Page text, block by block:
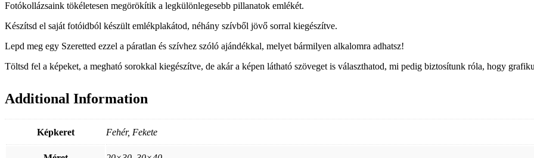
Fotókollázsaink tökéletesen megörökítik a legkülönlegesebb pillanatok emlékét.
Készítsd el saját fotóidból készült emlékplakátod, néhány szívből jövő sorral kiegészítve.
Lepd meg egy Szeretted ezzel a páratlan és szívhez szóló ajándékkal, melyet bármilyen alkalomra adhatsz!
Töltsd fel a képeket, a megható sorokkal kiegészítve, de akár a képen látható szöveget is választhatod, mi pedig biztosítunk róla, hogy
Additional Information
Képkeret Fehér, Fekete